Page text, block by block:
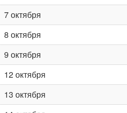
7 октября
8 октября
9 октября
12 октября
13 октября